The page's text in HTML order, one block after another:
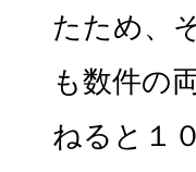
たため、
も数件の
ねると１